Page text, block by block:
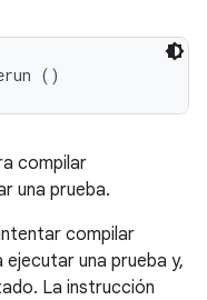
()
compilar
una prueba.
compilar
una prueba y,
La instrucción